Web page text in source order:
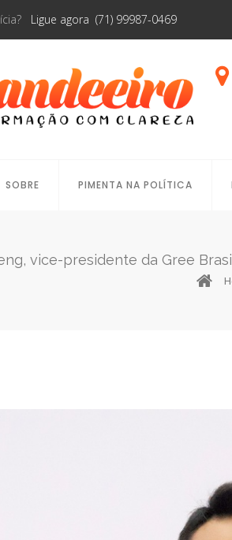
Ligue agora (71) 99987-0469
SOBRE PIMENTA NA POLÍTICA
vice-presidente da Gree